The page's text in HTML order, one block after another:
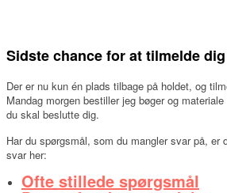
Sidste chance for at tilmelde
Der er nu kun én plads tilbage på holdet, og
Mandag morgen bestiller jeg bøger og
du skal beslutte dig.
Har du spørgsmål, som du mangler svar på,
svar her:
Ofte stillede spørgsmål